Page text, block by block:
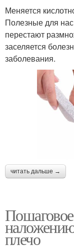
Меняется
Полезные для
перестают
заселяется
заболевания.
читать дальше →
плечо